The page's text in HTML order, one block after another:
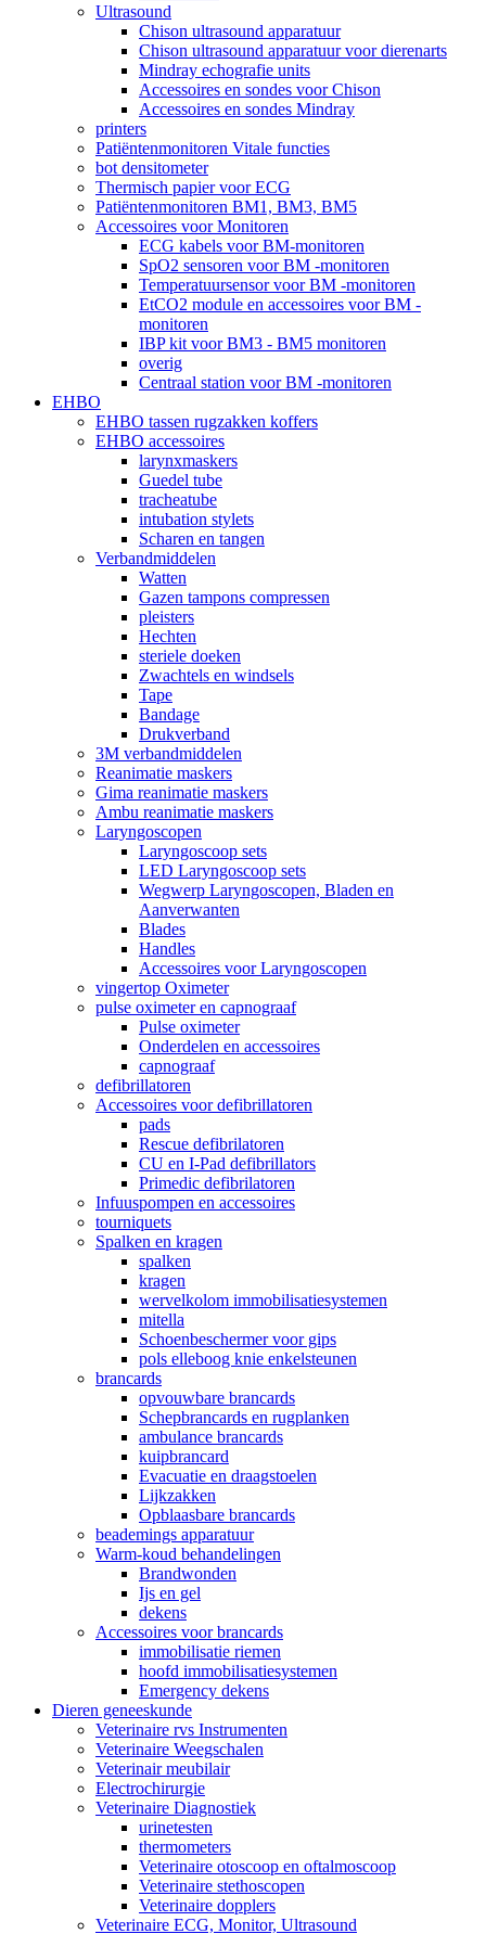
Ultrasound
Chison ultrasound apparatuur
Chison ultrasound apparatuur voor dierenarts
Mindray echografie units
Accessoires en sondes voor Chison
Accessoires en sondes Mindray
printers
Patiëntenmonitoren Vitale functies
bot densitometer
Thermisch papier voor ECG
Patiëntenmonitoren BM1, BM3, BM5
Accessoires voor Monitoren
ECG kabels voor BM-monitoren
SpO2 sensoren voor BM -monitoren
Temperatuursensor voor BM -monitoren
EtCO2 module en accessoires voor BM -
monitoren
IBP kit voor BM3 - BM5 monitoren
overig
Centraal station voor BM -monitoren
EHBO
EHBO tassen rugzakken koffers
EHBO accessoires
larynxmaskers
Guedel tube
tracheatube
intubation stylets
Scharen en tangen
Verbandmiddelen
Watten
Gazen tampons compressen
pleisters
Hechten
steriele doeken
Zwachtels en windsels
Tape
Bandage
Drukverband
3M verbandmiddelen
Reanimatie maskers
Gima reanimatie maskers
Ambu reanimatie maskers
Laryngoscopen
Laryngoscoop sets
LED Laryngoscoop sets
Wegwerp Laryngoscopen, Bladen en
Aanverwanten
Blades
Handles
Accessoires voor Laryngoscopen
vingertop Oximeter
pulse oximeter en capnograaf
Pulse oximeter
Onderdelen en accessoires
capnograaf
defibrillatoren
Accessoires voor defibrillatoren
pads
Rescue defibrilatoren
CU en I-Pad defibrillators
Primedic defibrilatoren
Infuuspompen en accessoires
tourniquets
Spalken en kragen
spalken
kragen
wervelkolom immobilisatiesystemen
mitella
Schoenbeschermer voor gips
pols elleboog knie enkelsteunen
brancards
opvouwbare brancards
Schepbrancards en rugplanken
ambulance brancards
kuipbrancard
Evacuatie en draagstoelen
Lijkzakken
Opblaasbare brancards
beademings apparatuur
Warm-koud behandelingen
Brandwonden
Ijs en gel
dekens
Accessoires voor brancards
immobilisatie riemen
hoofd immobilisatiesystemen
Emergency dekens
Dieren geneeskunde
Veterinaire rvs Instrumenten
Veterinaire Weegschalen
Veterinair meubilair
Electrochirurgie
Veterinaire Diagnostiek
urinetesten
thermometers
Veterinaire otoscoop en oftalmoscoop
Veterinaire stethoscopen
Veterinaire dopplers
Veterinaire ECG, Monitor, Ultrasound